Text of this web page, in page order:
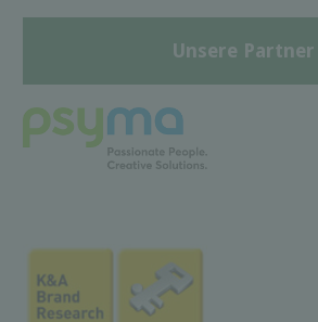
Unsere Partner